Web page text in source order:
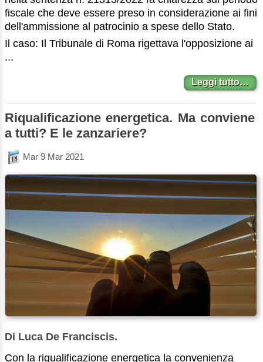
fiscale che deve essere preso in considerazione ai fini
dell'ammissione al patrocinio a spese dello Stato.
Il caso: Il Tribunale di Roma rigettava l'opposizione ai
...
Leggi tutto…
Riqualificazione energetica. Ma conviene
a tutti? E le zanzariere?
Mar 9 Mar 2021
Di Luca De Franciscis.
Con la riqualificazione energetica la convenienza